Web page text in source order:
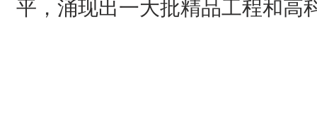
平，涌现出一大批精品工程和高